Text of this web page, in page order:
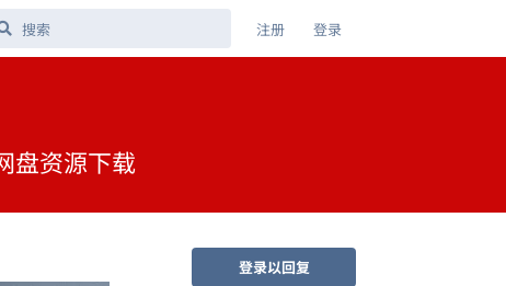
注册 登录
盘资源下载
登录以回复